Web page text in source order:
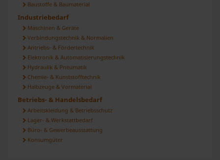
haben oder die sie im Rahmen Ihrer Nutzung der Dienste
gesammelt haben.
Baustoffe & Baumaterial
Industriebedarf
Maschinen & Geräte
Verbindungstechnik & Normalien
Antriebs- & Fördertechnik
Elektronik & Automatisierungstechnik
Hydraulik & Pneumatik
Chemie- & Kunststofftechnik
Halbzeuge & Vormaterial
Betriebs- & Handelsbedarf
Arbeitskleidung & Betriebsschutz
Lager- & Werkstattbedarf
Büro- & Gewerbeausstattung
Konsumgüter